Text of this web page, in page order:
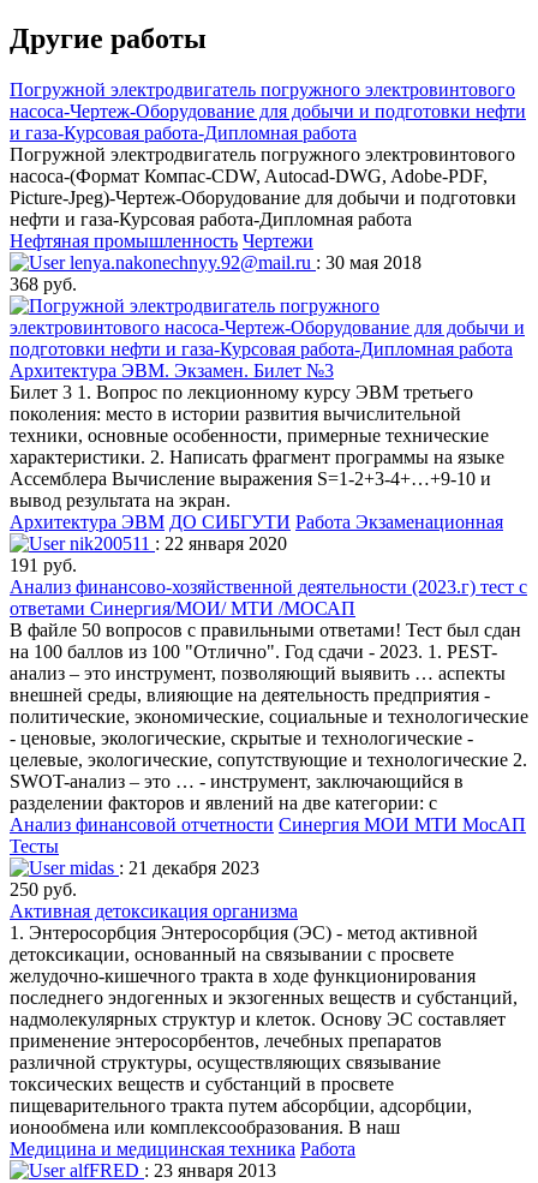
Другие работы
Погружной электродвигатель погружного электровинтового
насоса-Чертеж-Оборудование для добычи и подготовки нефти
и газа-Курсовая работа-Дипломная работа
Погружной электродвигатель погружного электровинтового
насоса-(Формат Компас-CDW, Autocad-DWG, Adobe-PDF,
Picture-Jpeg)-Чертеж-Оборудование для добычи и подготовки
нефти и газа-Курсовая работа-Дипломная работа
Нефтяная промышленность Чертежи
lenya.nakonechnyy.92@mail.ru : 30 мая 2018
368 руб.
Архитектура ЭВМ. Экзамен. Билет №3
Билет 3 1. Вопрос по лекционному курсу ЭВМ третьего
поколения: место в истории развития вычислительной
техники, основные особенности, примерные технические
характеристики. 2. Написать фрагмент программы на языке
Ассемблера Вычисление выражения S=1-2+3-4+…+9-10 и
вывод результата на экран.
Архитектура ЭВМ ДО СИБГУТИ Работа Экзаменационная
nik200511 : 22 января 2020
191 руб.
Анализ финансово-хозяйственной деятельности (2023.г) тест с
ответами Синергия/МОИ/ МТИ /МОСАП
В файле 50 вопросов с правильными ответами! Тест был сдан
на 100 баллов из 100 "Отлично". Год сдачи - 2023. 1. PEST-
анализ – это инструмент, позволяющий выявить … аспекты
внешней среды, влияющие на деятельность предприятия -
политические, экономические, социальные и технологические
- ценовые, экологические, скрытые и технологические -
целевые, экологические, сопутствующие и технологические 2.
SWOT-анализ – это … - инструмент, заключающийся в
разделении факторов и явлений на две категории: с
Анализ финансовой отчетности Синергия МОИ МТИ МосАП
Тесты
midas : 21 декабря 2023
250 руб.
Активная детоксикация организма
1. Энтеросорбция Энтеросорбция (ЭС) - метод активной
детоксикации, основанный на связывании с просвете
желудочно-кишечного тракта в ходе функционирования
последнего эндогенных и экзогенных веществ и субстанций,
надмолекулярных структур и клеток. Основу ЭС составляет
применение энтеросорбентов, лечебных препаратов
различной структуры, осуществляющих связывание
токсических веществ и субстанций в просвете
пищеварительного тракта путем абсорбции, адсорбции,
ионообмена или комплексообразования. В наш
Медицина и медицинская техника Работа
alfFRED : 23 января 2013